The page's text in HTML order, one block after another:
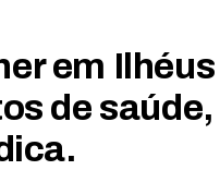
em
de